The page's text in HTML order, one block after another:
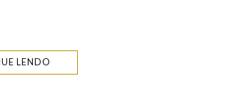
LENDO